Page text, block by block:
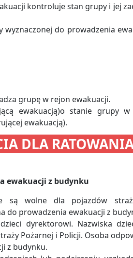
kontroluje stan grupy i jej
do prowadzenia
grupę w rejon ewakuacji.
ewakuacją)o stanie grupy
ewakuacją).
DLA
ewakuacji z budynku
są wolne dla pojazdów
do prowadzenia ewakuacji z
dyrektorowi. Nazwiska
Pożarnej i Policji. Osoba
z budynku.